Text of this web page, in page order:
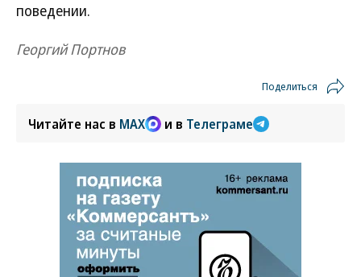
поведении.
Георгий Портнов
Поделиться
Читайте нас в MAX и в Телеграме